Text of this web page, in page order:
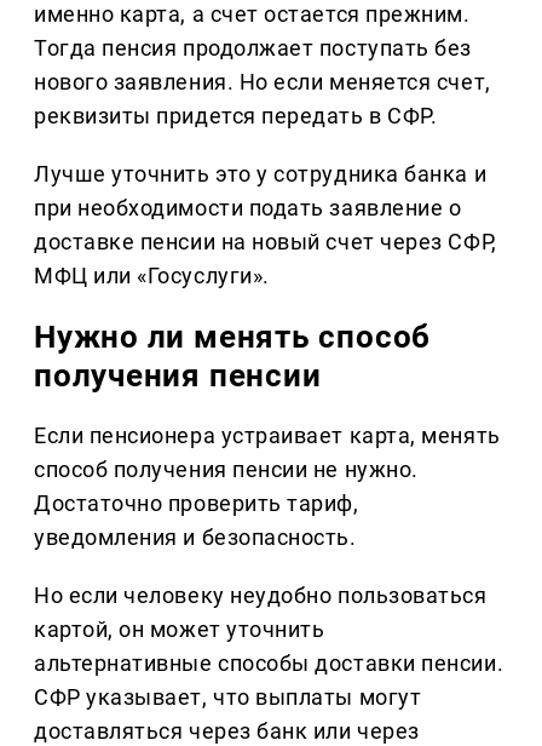
именно карта, а счет остается прежним.
Тогда пенсия продолжает поступать без
нового заявления. Но если меняется счет,
реквизиты придется передать в СФР.
Лучше уточнить это у сотрудника банка и
при необходимости подать заявление о
доставке пенсии на новый счет через СФР,
МФЦ или «Госуслуги».
Нужно ли менять способ
получения пенсии
Если пенсионера устраивает карта, менять
способ получения пенсии не нужно.
Достаточно проверить тариф,
уведомления и безопасность.
Но если человеку неудобно пользоваться
картой, он может уточнить
альтернативные способы доставки пенсии.
СФР указывает, что выплаты могут
доставляться через банк или через